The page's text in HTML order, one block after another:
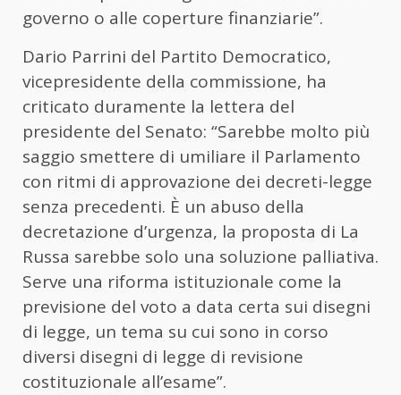
governo o alle coperture finanziarie”.
Dario Parrini del Partito Democratico,
vicepresidente della commissione, ha
criticato duramente la lettera del
presidente del Senato: “Sarebbe molto più
saggio smettere di umiliare il Parlamento
con ritmi di approvazione dei decreti-legge
senza precedenti. È un abuso della
decretazione d’urgenza, la proposta di La
Russa sarebbe solo una soluzione palliativa.
Serve una riforma istituzionale come la
previsione del voto a data certa sui disegni
di legge, un tema su cui sono in corso
diversi disegni di legge di revisione
costituzionale all’esame”.